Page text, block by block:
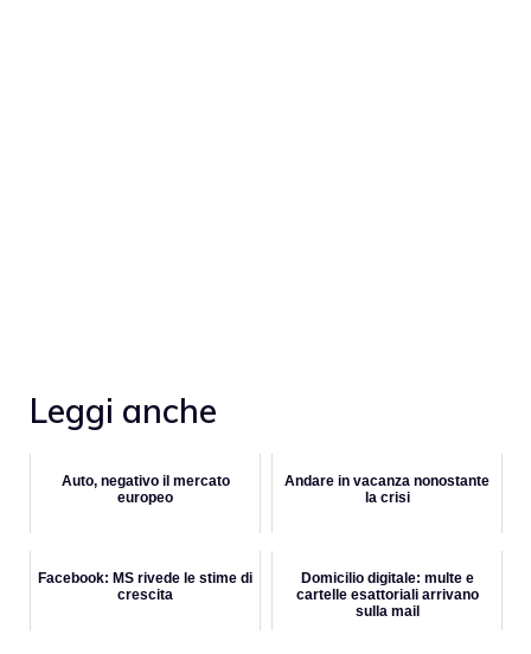
Leggi anche
Auto, negativo il mercato
europeo
Andare in vacanza nonostante
la crisi
Facebook: MS rivede le stime di
crescita
Domicilio digitale: multe e
cartelle esattoriali arrivano
sulla mail